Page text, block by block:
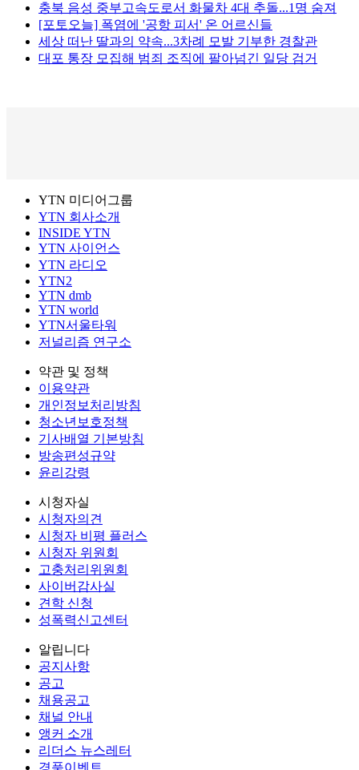
충북 음성 중부고속도로서 화물차 4대 추돌...1명 숨져
[포토오늘] 폭염에 '공항 피서' 온 어르신들
세상 떠난 딸과의 약속...3차례 모발 기부한 경찰관
대포 통장 모집해 범죄 조직에 팔아넘긴 일당 검거
YTN 미디어그룹
YTN 회사소개
INSIDE YTN
YTN 사이언스
YTN 라디오
YTN2
YTN dmb
YTN world
YTN서울타워
저널리즘 연구소
약관 및 정책
이용약관
개인정보처리방침
청소년보호정책
기사배열 기본방침
방송편성규약
윤리강령
시청자실
시청자의견
시청자 비평 플러스
시청자 위원회
고충처리위원회
사이버감사실
견학 신청
성폭력신고센터
알립니다
공지사항
공고
채용공고
채널 안내
앵커 소개
리더스 뉴스레터